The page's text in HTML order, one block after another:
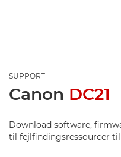
SUPPORT
Canon DC21
Download software,
til fejlfindingsressourcer